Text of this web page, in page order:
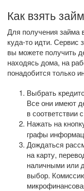
Как взять
Для получения займа
куда-то идти. Сервис
вы можете получить
находясь дома, на
понадобится только
Выбрать
Все они имеют
в соответствии
Нажать на
графы
Дождаться
на карту,
наличными или
выбор.